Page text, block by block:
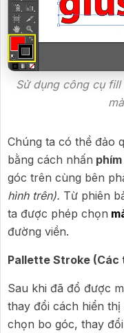
Sử dụng công cụ
Chúng ta có thể đảo
bằng cách nhấn phím
góc trên cùng bên
hình trên). Từ phiên
ta được phép chọn
đường viền.
Pallette Stroke
Sau khi đã đổ được
thay đổi cách hiển
chọn bo góc, thay